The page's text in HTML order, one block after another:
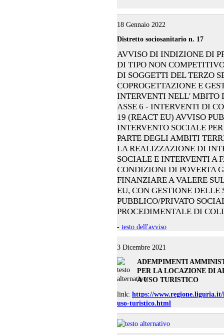
18 Gennaio 2022
Distretto sociosanitario n. 17
AVVISO DI INDIZIONE DI
DI TIPO NON
DI SOGGETTI DEL TERZO
COPROGETTAZIONE E
INTERVENTI NELL' MBITO
ASSE 6 - INTERVENTI DI
19 (REACT EU) AVVISO
INTERVENTO SOCIALE
PARTE DEGLI AMBITI
LA REALIZZAZIONE DI
SOCIALE E INTERVENTI A
CONDIZIONI DI POVERTA
FINANZIARE A VALERE
EU, CON GESTIONE DELLE
PUBBLICO/PRIVATO
PROCEDIMENTALE DI
- testo dell'avviso
3 Dicembre 2021
ADEMPIMENTI
PER LA LOCAZIONE DI
A USO TURISTICO
link: https://
uso-turistico.html